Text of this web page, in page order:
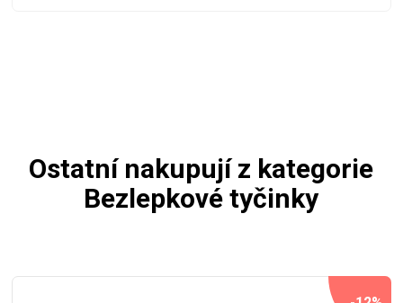
Ostatní nakupují z kategorie
Bezlepkové tyčinky